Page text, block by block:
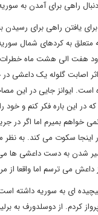
راهی برای آمدن به
یافتن راهی برای
به کردهای شمال
هفت الی هشت ماه
اصابت گلوله یک داعشی
ایوانز جایی در این
در این باره فکر کنم و خود
خواهم بمیرم اما اگر در
اینجا سکوت می کند. به نظر
شدن به دست داعشی ها می
می ترسم اما واقعا از
پیچیده ای به سوریه داشته
کردم. از دوسلدورف به